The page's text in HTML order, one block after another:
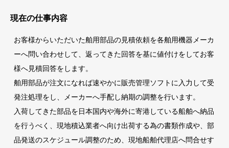
現在の仕事内容
お客様からいただいた舶用部品の見積依頼を各舶用機器メーカ
ーへ問い合わせして、返ってきた回答を基に値付けをしてお客
様へ見積回答をします。
舶用部品が注文になれば速やかに販売管理ソフトに入力して受
発注処理をし、メーカーへ手配し納期の調整を行います。
入荷してきた部品を日本国内や海外に寄港している船舶へ納品
を行うべく、現地積込業者へ向け出荷する為の書類作成や、部
品発送のスケジュール調整のため、現地船舶代理店へ問合せす